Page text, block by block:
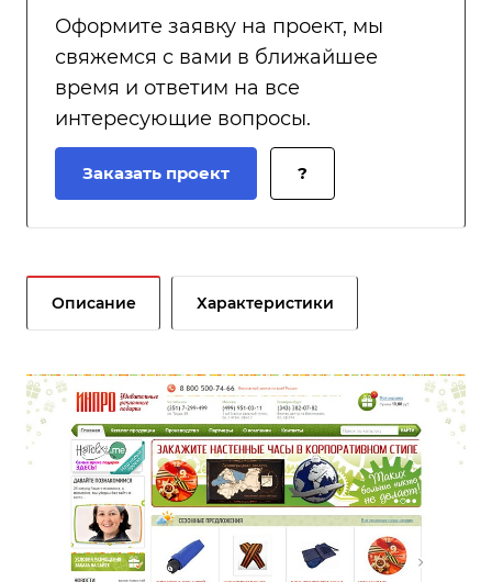
Оформите заявку на проект, мы
свяжемся с вами в ближайшее
время и ответим на все
интересующие вопросы.
Заказать проект ?
Описание Характеристики